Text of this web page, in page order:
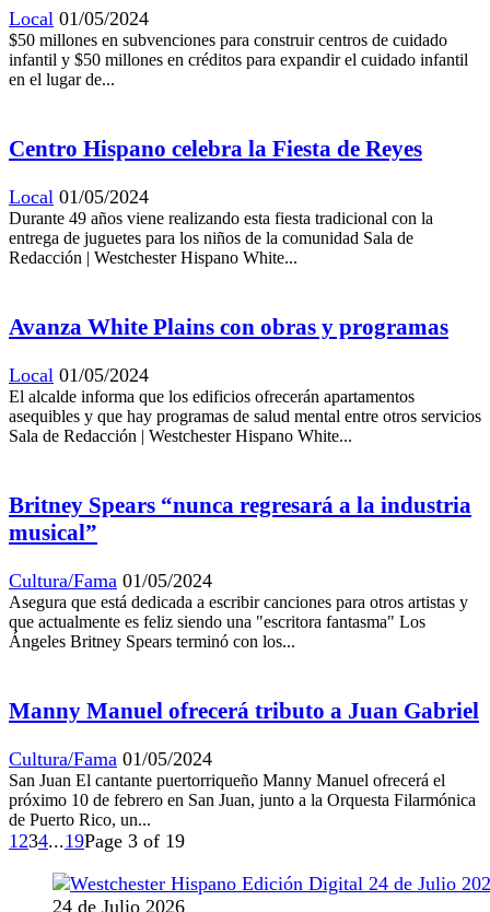
Local 01/05/2024
$50 millones en subvenciones para construir centros de cuidado
infantil y $50 millones en créditos para expandir el cuidado infantil
en el lugar de...
Centro Hispano celebra la Fiesta de Reyes
Local 01/05/2024
Durante 49 años viene realizando esta fiesta tradicional con la
entrega de juguetes para los niños de la comunidad Sala de
Redacción | Westchester Hispano White...
Avanza White Plains con obras y programas
Local 01/05/2024
El alcalde informa que los edificios ofrecerán apartamentos
asequibles y que hay programas de salud mental entre otros servicios
Sala de Redacción | Westchester Hispano White...
Britney Spears “nunca regresará a la industria
musical”
Cultura/Fama 01/05/2024
Asegura que está dedicada a escribir canciones para otros artistas y
que actualmente es feliz siendo una "escritora fantasma" Los
Ángeles Britney Spears terminó con los...
Manny Manuel ofrecerá tributo a Juan Gabriel
Cultura/Fama 01/05/2024
San Juan El cantante puertorriqueño Manny Manuel ofrecerá el
próximo 10 de febrero en San Juan, junto a la Orquesta Filarmónica
de Puerto Rico, un...
1234...19Page 3 of 19
24 de Julio 2026